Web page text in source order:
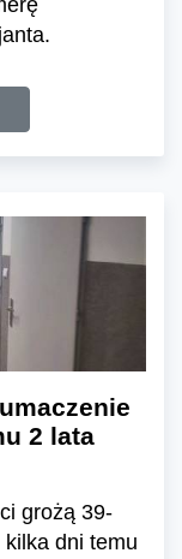
2 lata
grożą 39-
dni temu